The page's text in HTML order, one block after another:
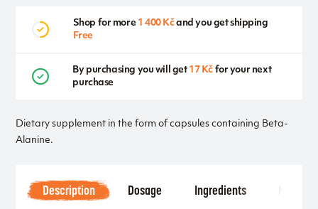
Dietary supplement in the form of capsules containing Beta-
Alanine.
Shop for more 1 400 Kčand you get shipping
Free
By purchasing you will get 17 Kč for your next
purchase
Description Dosage Ingredients